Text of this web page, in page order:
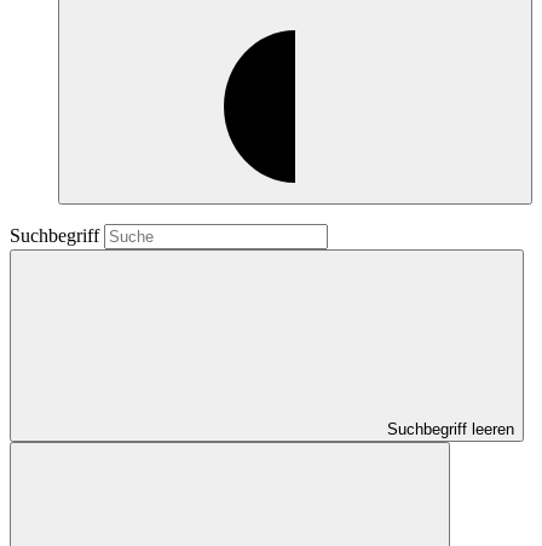
Suchbegriff
Suchbegriff leeren